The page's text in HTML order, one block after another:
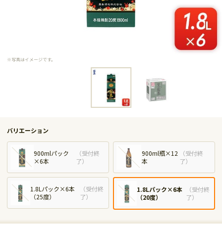
※写真はイメージです。
バリエーション
900mlパック
×6本
（受付終
了）
900ml瓶×12
本
（受付終
了）
1.8Lパック×6本
（25度）
（受付終
了）
1.8Lパック×6本
（20度）
（受付終
了）